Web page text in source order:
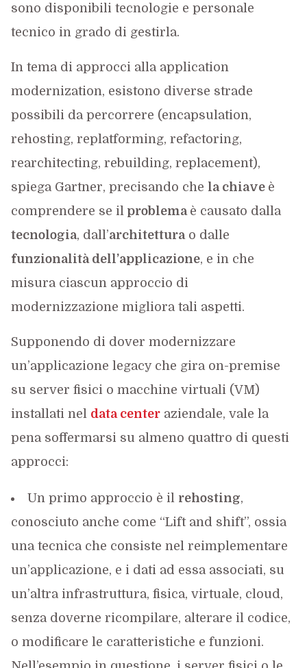
sono disponibili tecnologie e personale
tecnico in grado di gestirla.
In tema di approcci alla application
modernization, esistono diverse strade
possibili da percorrere (encapsulation,
rehosting, replatforming, refactoring,
rearchitecting, rebuilding, replacement),
spiega Gartner, precisando che la chiave è
comprendere se ilproblema è causato dalla
tecnologia, dall’architetturao dalle
funzionalità dell’applicazione, e in che
misura ciascun approccio di
modernizzazione migliora tali aspetti.
Supponendo di dover modernizzare
un’applicazione legacy che gira on-premise
su server fisici o macchine virtuali (VM)
installati nel data centeraziendale, vale la
pena soffermarsi su almeno quattro di questi
approcci:
Un primo approccio è il rehosting,
conosciuto anche come “Lift and shift”, ossia
una tecnica che consiste nel reimplementare
un’applicazione, e i dati ad essa associati, su
un’altra infrastruttura, fisica, virtuale, cloud,
senza doverne ricompilare, alterare il codice,
o modificare le caratteristiche e funzioni.